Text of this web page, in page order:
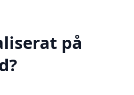
på